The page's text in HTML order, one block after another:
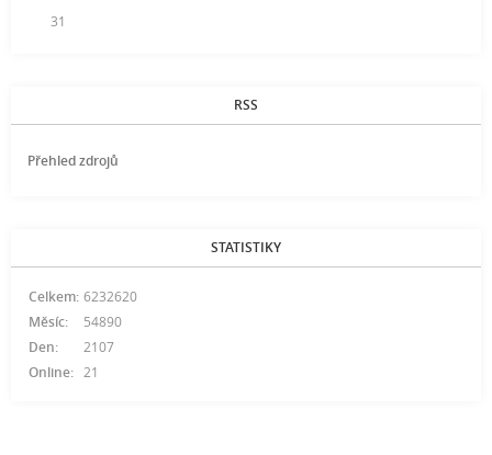
31
RSS
Přehled zdrojů
STATISTIKY
Online: 21
Celkem: 6232620
Měsíc:
54890
Den:
2107